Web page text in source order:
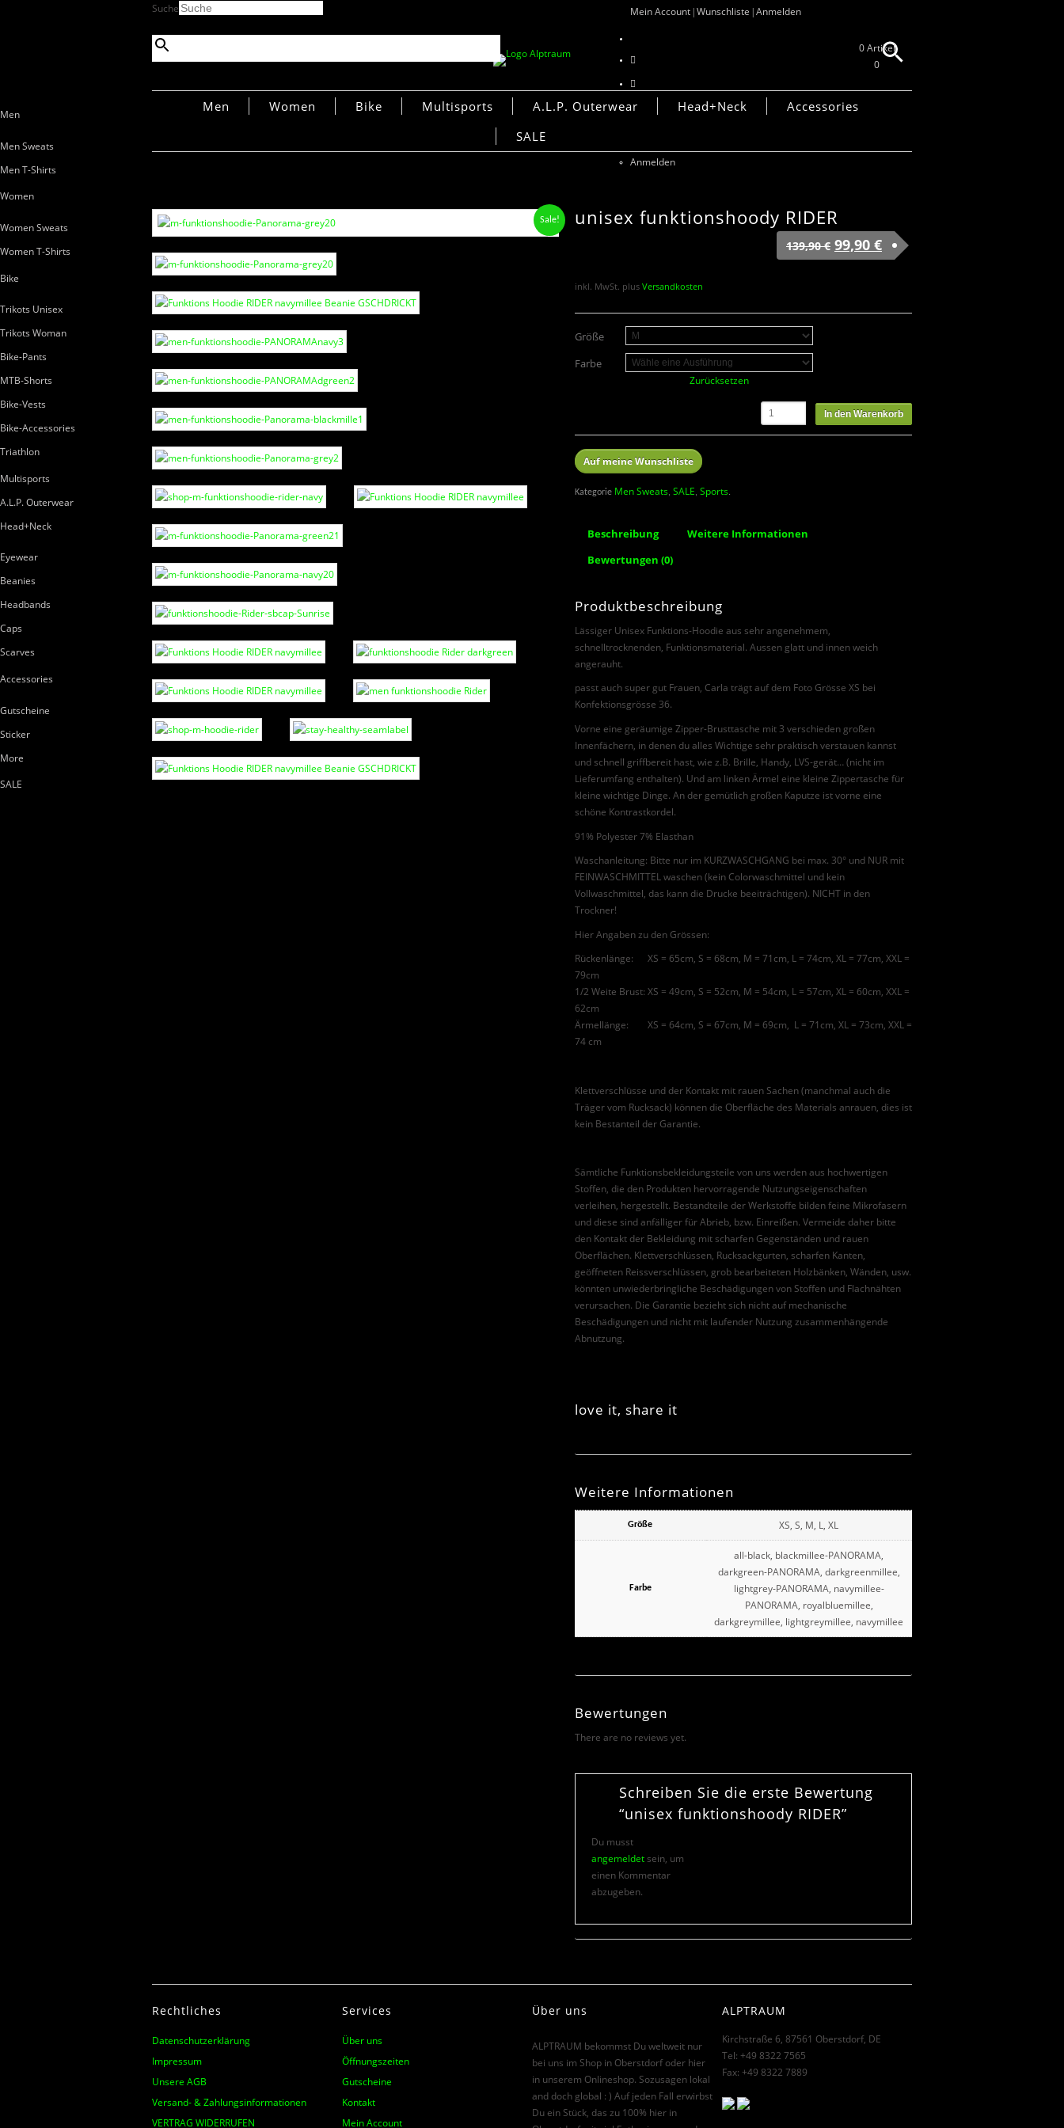
Mein Account Wunschliste Anmelden
Men
Men Sweats
Men T-Shirts
Women
Women Sweats
Women T-Shirts
Bike
Trikots Unisex
Trikots Woman
Bike-Pants
MTB-Shorts
Bike-Vests
Bike-Accessories
Triathlon
Multisports
A.L.P. Outerwear
Head+Neck
Eyewear
Beanies
Headbands
Caps
Scarves
Accessories
Gutscheine
Sticker
More
SALE
Mein Account
Anmelden
0 Artikel
0
Suche
Men Women Bike Multisports A.L.P. Outerwear Head+Neck
Accessories
SALE
Sale! unisex funktionshoody RIDER
139,90€ 99,90 €
inkl. MwSt. plus Versandkosten
Größe
Farbe
Zurücksetzen
In den Warenkorb
Auf meine Wunschliste
Kategorie Men Sweats, SALE, Sports.
Beschreibung
Weitere Informationen
Bewertungen (0)
Produktbeschreibung
Lässiger Unisex Funktions-Hoodie aus sehr angenehmem,
schnelltrocknenden, Funktionsmaterial. Aussen glatt und innen weich
angerauht.
passt auch super gut Frauen, Carla trägt auf dem Foto Grösse XS bei
Konfektionsgrösse 36.
Vorne eine geräumige Zipper-Brusttasche mit 3 verschieden großen
Innenfächern, in denen du alles Wichtige sehr praktisch verstauen kannst
und schnell griffbereit hast, wie z.B. Brille, Handy, LVS-gerät… (nicht im
Lieferumfang enthalten). Und am linken Ärmel eine kleine Zippertasche für
kleine wichtige Dinge. An der gemütlich großen Kaputze ist vorne eine
schöne Kontrastkordel.
91% Polyester 7% Elasthan
Waschanleitung: Bitte nur im KURZWASCHGANG bei max. 30° und NUR mit
FEINWASCHMITTEL waschen (kein Colorwaschmittel und kein
Vollwaschmittel, das kann die Drucke beeiträchtigen). NICHT in den
Trockner!
Hier Angaben zu den Grössen:
Rückenlänge: XS = 65cm, S = 68cm, M = 71cm, L = 74cm, XL = 77cm, XXL =
79cm
1/2 Weite Brust: XS = 49cm, S = 52cm, M = 54cm, L = 57cm, XL = 60cm, XXL =
62cm
Ärmellänge: XS = 64cm, S = 67cm, M = 69cm, L = 71cm, XL = 73cm, XXL =
74 cm
Klettverschlüsse und der Kontakt mit rauen Sachen (manchmal auch die
Träger vom Rucksack) können die Oberfläche des Materials anrauen, dies ist
kein Bestanteil der Garantie.
Sämtliche Funktionsbekleidungsteile von uns werden aus hochwertigen
Stoffen, die den Produkten hervorragende Nutzungseigenschaften
verleihen, hergestellt. Bestandteile der Werkstoffe bilden feine Mikrofasern
und diese sind anfälliger für Abrieb, bzw. Einreißen. Vermeide daher bitte
den Kontakt der Bekleidung mit scharfen Gegenständen und rauen
Oberflächen. Klettverschlüssen, Rucksackgurten, scharfen Kanten,
geöffneten Reissverschlüssen, grob bearbeiteten Holzbänken, Wänden, usw.
könnten unwiederbringliche Beschädigungen von Stoffen und Flachnähten
verursachen. Die Garantie bezieht sich nicht auf mechanische
Beschädigungen und nicht mit laufender Nutzung zusammenhängende
Abnutzung.
love it, share it
Weitere Informationen
Größe XS, S, M, L, XL
Farbe
all-black, blackmillee-PANORAMA,
darkgreen-PANORAMA, darkgreenmillee,
lightgrey-PANORAMA, navymillee-
PANORAMA, royalbluemillee,
darkgreymillee, lightgreymillee, navymillee
Bewertungen
There are no reviews yet.
Schreiben Sie die erste Bewertung
“unisex funktionshoody RIDER”
Du musst
angemeldetsein, um
einen Kommentar
abzugeben.
Rechtliches
Datenschutzerklärung
Impressum
Unsere AGB
Versand- & Zahlungsinformationen
VERTRAG WIDERRUFEN
Services
Über uns
Öffnungszeiten
Gutscheine
Kontakt
Mein Account
Über uns
ALPTRAUM bekommst Du weltweit nur
bei uns im Shop in Oberstdorf oder hier
in unserem Onlineshop. Sozusagen lokal
and doch global : ) Auf jeden Fall erwirbst
Du ein Stück, das zu 100% hier in
ALPTRAUM
Kirchstraße 6, 87561 Oberstdorf, DE
Tel: +49 8322 7565
Fax: +49 8322 7889